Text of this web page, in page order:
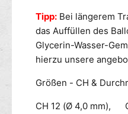
P
a
c
k
Tipp: Bei längerem
das Auffüllen des
Glycerin-Wasser-
hierzu unsere
Größen - CH &
CH 12 (Ø 4,0 mm),